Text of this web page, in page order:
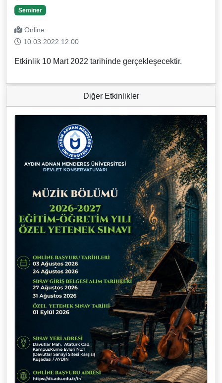
Seminer
Online
10.03.2022 12:00
Etkinlik 10 Mart 2022 tarihinde gerçekleşecektir.
Diğer Etkinlikler